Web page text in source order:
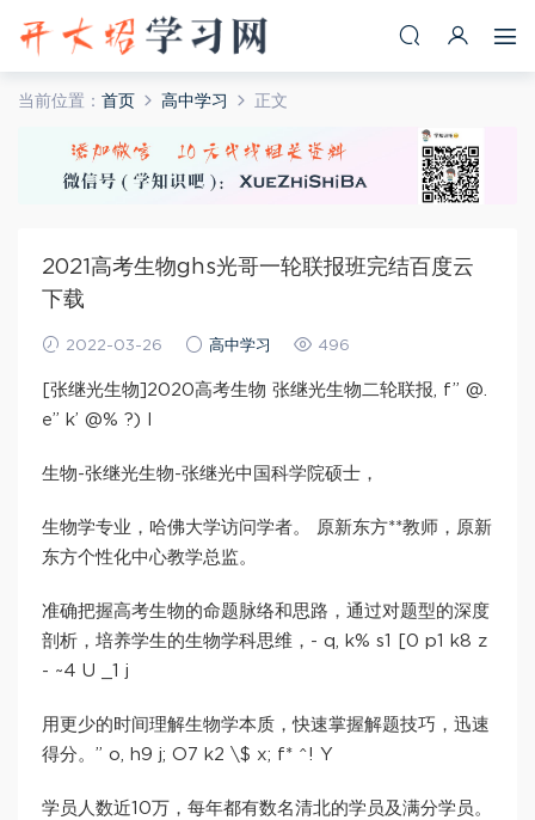
当前位置： 首页 高中学习 正文
2021高考生物ghs光哥一轮联报班完结百度云
下载
2022-03-26 高中学习 496
[张继光生物]2020高考生物 张继光生物二轮联报, f” @.
e” k’ @% ?) l
生物-张继光生物-张继光中国科学院硕士，
生物学专业，哈佛大学访问学者。 原新东方**教师，原新
东方个性化中心教学总监。
准确把握高考生物的命题脉络和思路，通过对题型的深度
剖析，培养学生的生物学科思维，- q, k% s1 [0 p1 k8 z
- ~4 U _1 j
用更少的时间理解生物学本质，快速掌握解题技巧，迅速
得分。” o, h9 j; O7 k2 \$ x; f* ^! Y
学员人数近10万，每年都有数名清北的学员及满分学员。